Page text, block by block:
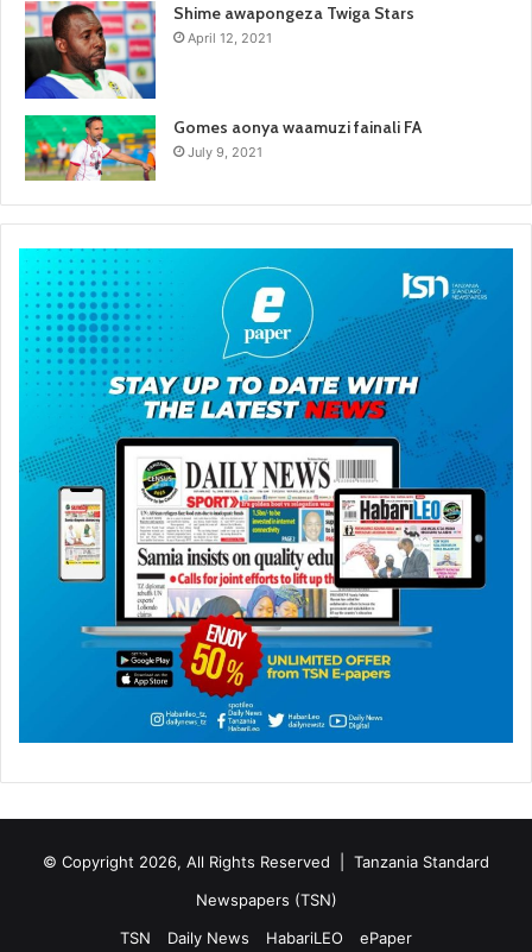
Shime awapongeza Twiga Stars
April 12, 2021
Gomes aonya waamuzi fainali FA
July 9, 2021
© Copyright 2026, All Rights Reserved | Tanzania Standard
Newspapers (TSN)
TSN
Daily News HabariLEO ePaper